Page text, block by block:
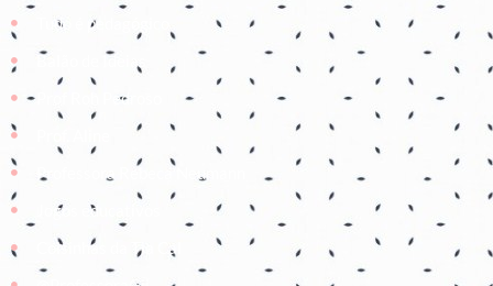
Tudo é pedagógico
Balão de Ideias
Prof Roh Pedroso
Professora Rebeca Neumann
Jogos educativos
Coisinhas da Tia Cal